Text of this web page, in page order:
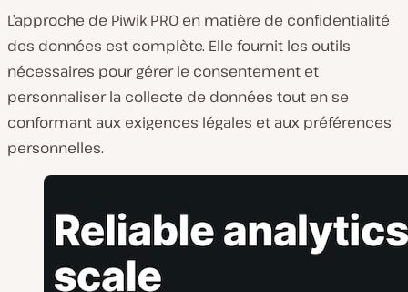
L’approche de Piwik PRO en matière de confidentialité
des données est complète. Elle fournit les outils
nécessaires pour gérer le consentement et
personnaliser la collecte de données tout en se
conformant aux exigences légales et aux préférences
personnelles.